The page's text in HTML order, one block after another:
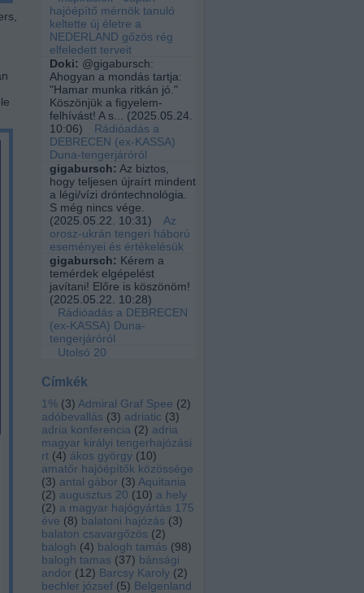
hajóépítő mérnök tanuló
keltette új életre a
NEDERLAND gőzös rég
elfeledett terveit
Doki: @gigabursch:
Ahogyan a mondás tartja:
"Hamar munka ritkán jó."
Köszönjük a figyelem-
felhívást! A s... (2025.05.24.
10:06)
Rádióadás a
DEBRECEN (ex-KASSA)
Duna-tengerjáróról
gigabursch: Az biztos,
hogy teljesen újraírt mindent
a légi/vízi dróntechnológia.
S még nincs vége.
(2025.05.22. 10:31)
Az
orosz-ukrán tengeri háború
eseményei és értékelésük
gigabursch: Kérem a
temérdek elgépelést
javítani! Előre is köszönöm!
(2025.05.22. 10:28)
Rádióadás a DEBRECEN
(ex-KASSA) Duna-
tengerjáróról
Utolsó 20
Címkék
1% (3) Admiral Graf Spee (2)
adóbevallás (3) adriatic (3)
adria konferencia (2) adria
magyar királyi tengerhajózási
rt (4) ákos györgy (10)
amatőr hajóépítők közössége
(3) antal gábor (3) Aquitania
(2) augusztus 20 (10) a hely
(2) a magyar hajógyártás 175
éve (8) balatoni hajózás (3)
balaton csavargőzös (2)
balogh (4) balogh tamás (98)
balogh tamas (37) bánsági
andor (12) Barcsy Karoly (2)
bechler józsef (5) Belgenland